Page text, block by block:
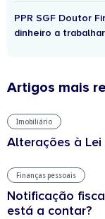
PPR SGF Doutor
dinheiro a
Artigos mais
Imobiliário
Alterações à
Finanças pessoais
Notificação
está a contar?